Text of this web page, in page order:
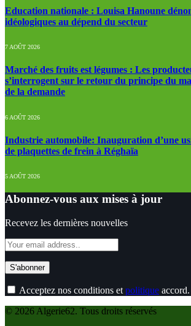
Education nationale : Louisa Hanoune
idéologiques au dépend du secteur
7 AOÛT 2026
Marché des fruits est légumes : Les
s’interrogent sur le retour du principe du
de la demande
6 AOÛT 2026
Industrie automobile: Inauguration d’une
de plaquettes de frein à Réghaïa
5 AOÛT 2026
Abonnez-vous aux mises à jour
Recevez les dernières nouvelles
Acceptez nos conditions et politique accord.
© 2026 Algerie62. Tous droits réservés